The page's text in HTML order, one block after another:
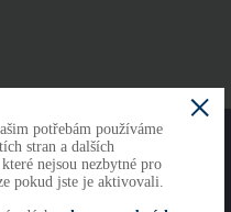
KONTAKTY
potřebám používáme
stran a dalších
nejsou nezbytné pro
pokud jste je aktivovali.